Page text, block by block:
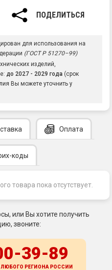
ПОДЕЛИТЬСЯ
для использования на
(ГОСТ Р 51270–99)
изделий,
до 2027 - 2029 года (срок
Вы можете уточнить у
Оплата
коды
товара пока отсутствует.
или Вы хотите получить
звоните:
39-89
РЕГИОНА РОССИИ